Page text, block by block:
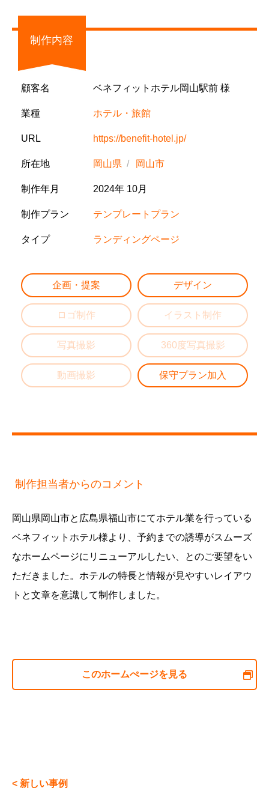
制作内容
顧客名 ベネフィットホテル岡山駅前 様
業種 ホテル・旅館
URL https://benefit-hotel.jp/
所在地 岡山県 岡山市
制作年月 2024年 10月
制作プラン テンプレートプラン
タイプ ランディングページ
企画・提案 デザイン
ロゴ制作 イラスト制作
写真撮影 360度写真撮影
動画撮影 保守プラン加入
制作担当者からのコメント
岡山県岡山市と広島県福山市にてホテル業を行っている
ベネフィットホテル様より、予約までの誘導がスムーズ
なホームページにリニューアルしたい、とのご要望をい
ただきました。ホテルの特長と情報が見やすいレイアウ
トと文章を意識して制作しました。
このホームぺージを見る
< 新しい事例